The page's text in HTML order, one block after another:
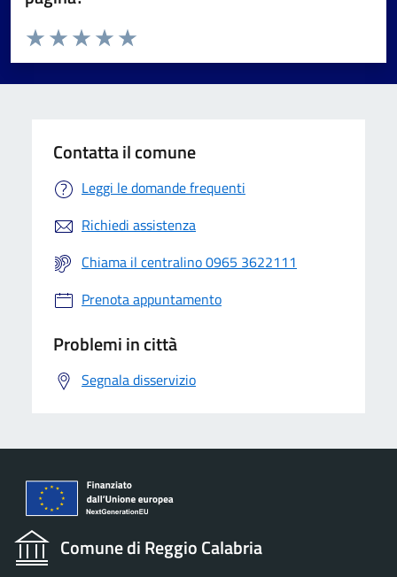
Valuta da 1 a 5 stelle la pagina
Valuta 5 stelle su 5
Valuta 4 stelle su 5
Valuta 3 stelle su 5
Valuta 2 stelle su 5
Valuta 1 stelle su 5
Contatta il comune
Leggi le domande frequenti
Richiedi assistenza
Chiama il centralino 0965 3622111
Prenota appuntamento
Problemi in città
Segnala disservizio
Comune di Reggio Calabria